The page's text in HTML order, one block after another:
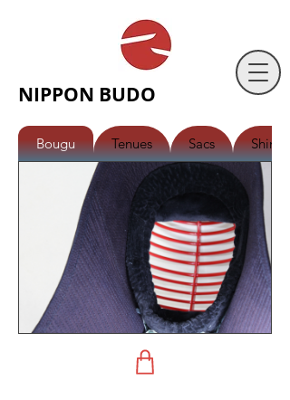
NIPPON BUDO
Bougu Tenues Sacs Shinai